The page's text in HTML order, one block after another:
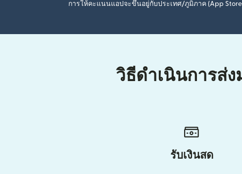
การให้คะแนนแอปจะขึ้นอยู่กับประเทศ/ภูมิภาค (App
วิธีดำเนินการส่
รับเงินสด